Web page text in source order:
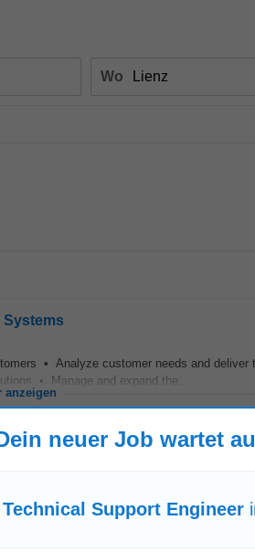
Wo
• Analyze customer needs and deliver
• Manage and expand the...
anzeigen
development and life-cycle...
neuer Job wartet
Technical Support Engineer